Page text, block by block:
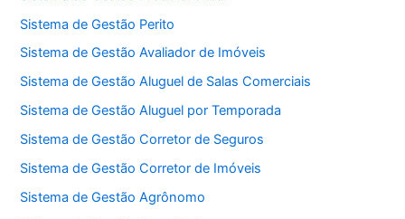
Sistema de Gestão Perito
Sistema de Gestão Avaliador de Imóveis
Sistema de Gestão Aluguel de Salas Comerciais
Sistema de Gestão Aluguel por Temporada
Sistema de Gestão Corretor de Seguros
Sistema de Gestão Corretor de Imóveis
Sistema de Gestão Agrônomo